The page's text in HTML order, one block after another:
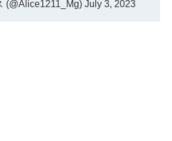
(@Alice1211_Mg) July 3, 2023